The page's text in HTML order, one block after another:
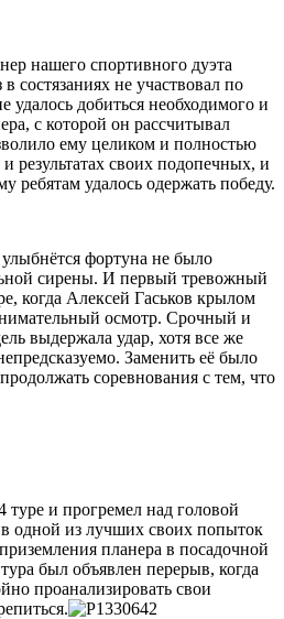
нашего спортивного дуэта
состязаниях не участвовал по
добиться необходимого и
с которой он рассчитывал
ему целиком и полностью
и результатах своих подопечных, и
ребятам удалось одержать победу.
фортуна не было
сирены. И первый тревожный
когда Алексей Гаськов крылом
осмотр. Срочный и
выдержала удар, хотя все же
Заменить её было
соревнования с тем, что
туре и прогремел над головой
одной из лучших своих попыток
планера в посадочной
был объявлен перерыв, когда
проанализировать свои